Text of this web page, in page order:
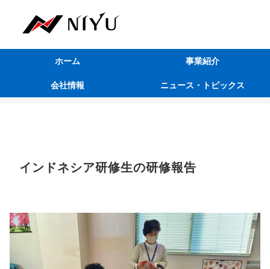
ホーム 事業紹介
会社情報 ニュース・トピックス
インドネシア研修生の研修報告